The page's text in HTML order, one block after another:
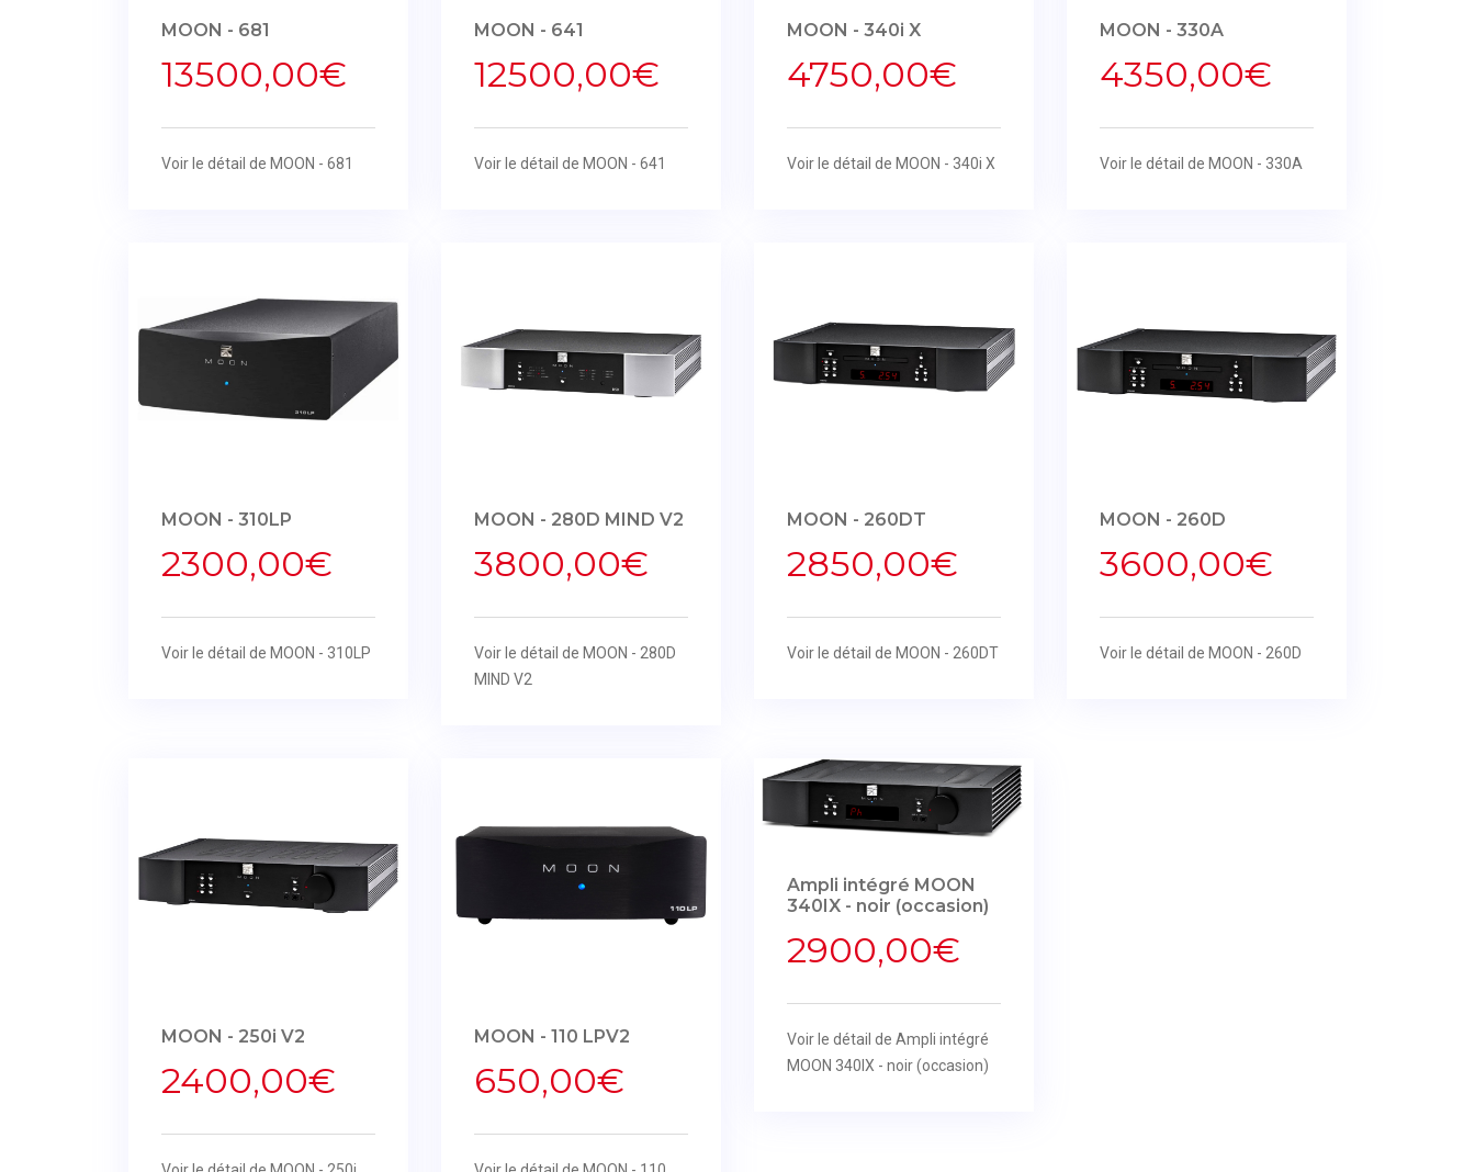
MOON - 681
13500,00€
Voir le détail de MOON - 681
MOON - 641
12500,00€
Voir le détail de MOON - 641
MOON - 340i X
4750,00€
Voir le détail de MOON - 340i X
MOON - 330A
4350,00€
Voir le détail de MOON - 330A
MOON - 310LP
2300,00€
Voir le détail de MOON - 310LP
MOON - 280D MIND V2
3800,00€
Voir le détail de MOON - 280D
MIND V2
MOON - 260DT
2850,00€
Voir le détail de MOON - 260DT
MOON - 260D
3600,00€
Voir le détail de MOON - 260D
MOON - 250i V2
2400,00€
MOON - 110 LPV2
650,00€
Ampli intégré MOON
340IX - noir (occasion)
2900,00€
Voir le détail de Ampli intégré
MOON 340IX - noir (occasion)